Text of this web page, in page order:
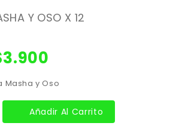
Y OSO X 12
3.900
Masha y Oso
Añadir Al Carrito